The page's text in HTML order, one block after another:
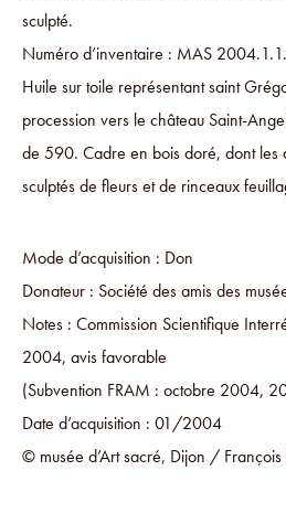
sculpté.
Numéro d’inventaire : MAS
Huile sur toile représentant saint
procession vers le château Saint-
de 590. Cadre en bois doré, dont les
sculptés de fleurs et de rinceaux
Mode d’acquisition : Don
Donateur : Société des amis des
Notes : Commission Scientifique
2004, avis favorable
(Subvention FRAM : octobre 2004,
Date d’acquisition : 01/2004
© musée d’Art sacré, Dijon / François